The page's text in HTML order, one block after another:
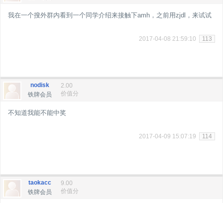
我在一个搜外群内看到一个同学介绍来接触下amh，之前用zjdl，来试试
2017-04-08 21:59:10 113
nodisk
铁牌会员
2.00
价值分
不知道我能不能中奖
2017-04-09 15:07:19 114
taokacc
铁牌会员
9.00
价值分